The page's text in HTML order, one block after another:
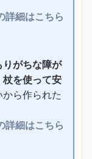
詳細はこちら
りがちな障が
杖を使って安
から作られた
詳細はこちら